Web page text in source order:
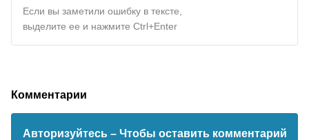
Если вы заметили ошибку в тексте,
выделите ее и нажмите Ctrl+Enter
Комментарии
Авторизуйтесь – Чтобы оставить комментарий